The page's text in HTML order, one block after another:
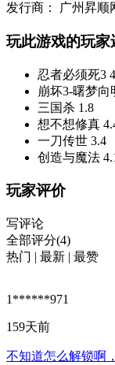
发行商： 广州昇顺
玩此游戏的玩家
忍者必须死3
崩坏3-曙梦向
三国杀 1.8
想不想修真
一刀传世 3.4
创造与魔法
玩家评价
写评论
全部评分(4)
热门 | 最新 | 最赞
1******971
159天前
不知道怎么解锁啊